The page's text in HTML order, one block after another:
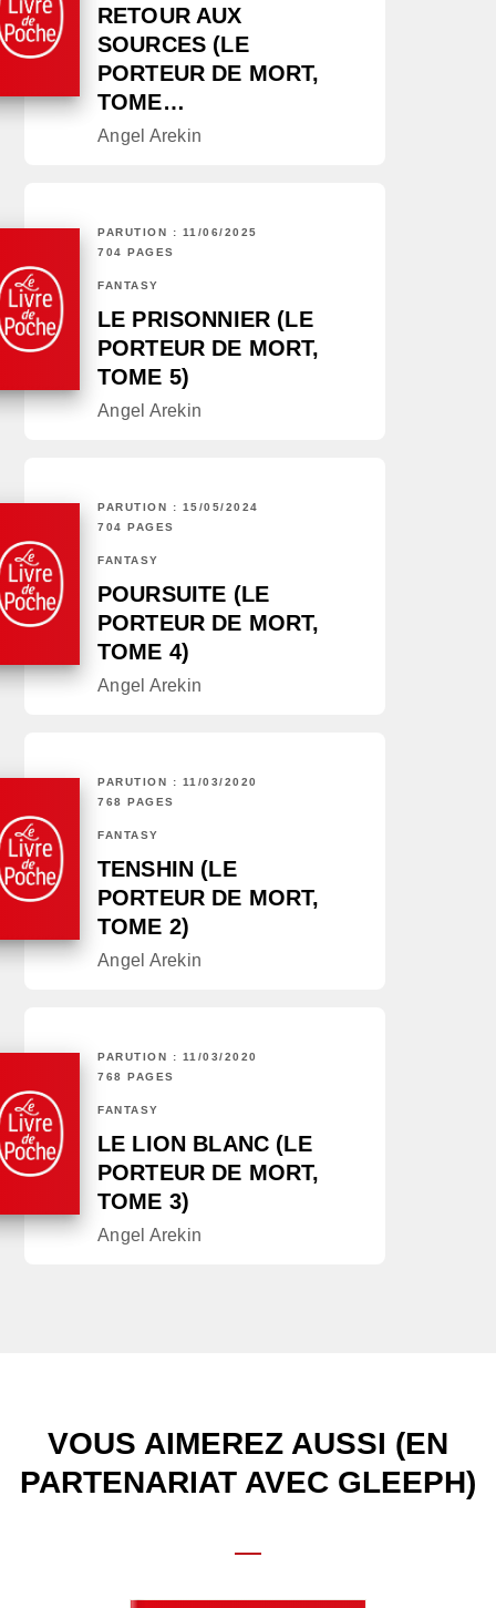
RETOUR AUX
SOURCES (LE
PORTEUR DE MORT,
TOME…
Angel Arekin
PARUTION : 11/06/2025
704 PAGES
FANTASY
LE PRISONNIER (LE
PORTEUR DE MORT,
TOME 5)
Angel Arekin
PARUTION : 15/05/2024
704 PAGES
FANTASY
POURSUITE (LE
PORTEUR DE MORT,
TOME 4)
Angel Arekin
PARUTION : 11/03/2020
768 PAGES
FANTASY
TENSHIN (LE
PORTEUR DE MORT,
TOME 2)
Angel Arekin
PARUTION : 11/03/2020
768 PAGES
FANTASY
LE LION BLANC (LE
PORTEUR DE MORT,
TOME 3)
Angel Arekin
VOUS AIMEREZ AUSSI (EN
PARTENARIAT AVEC GLEEPH)